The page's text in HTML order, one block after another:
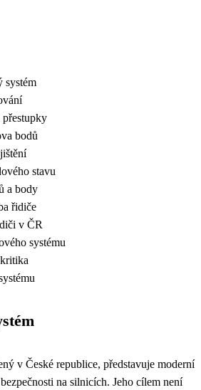
systém
přestupky
bodů
stavu
a body
řidiče
v ČR
systému
v České republice, představuje moderní
na silnicích. Jeho cílem není